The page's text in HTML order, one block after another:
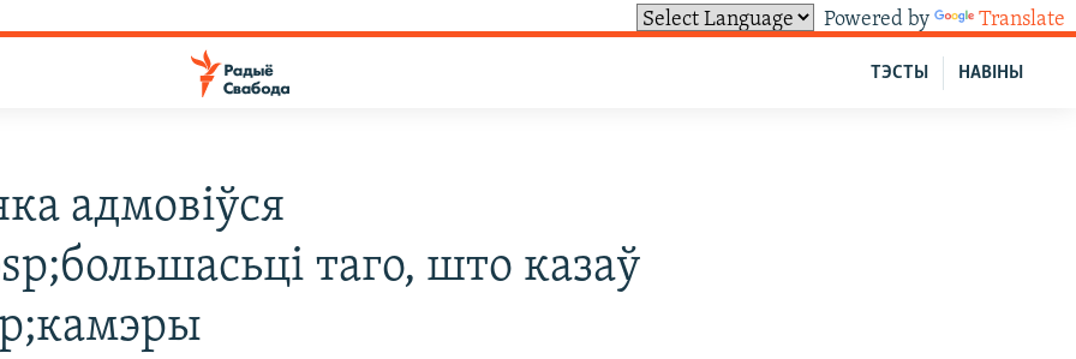
Powered by Translate
НАВІНЫ
ТЭСТЫ
адмовіўся
таго, што казаў